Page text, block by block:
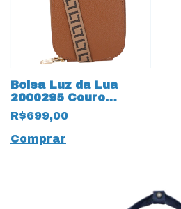
Bolsa Luz da Lua
2000295 Couro
Natural New Ridge
19587 Amêndoa
R$699,00
Comprar